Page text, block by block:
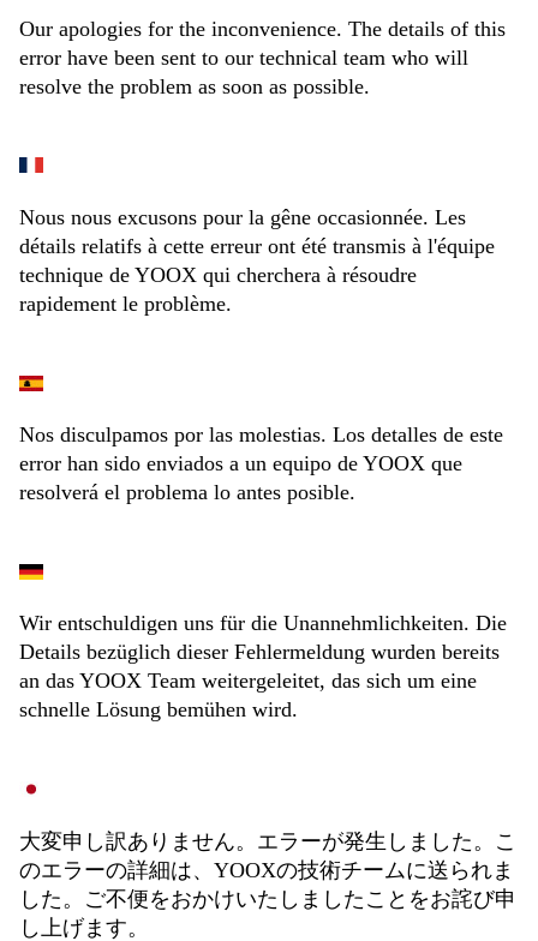
Our apologies for the inconvenience. The details of this
error have been sent to our technical team who will
resolve the problem as soon as possible.
Nous nous excusons pour la gêne occasionnée. Les
détails relatifs à cette erreur ont été transmis à l'équipe
technique de YOOX qui cherchera à résoudre
rapidement le problème.
Nos disculpamos por las molestias. Los detalles de este
error han sido enviados a un equipo de YOOX que
resolverá el problema lo antes posible.
Wir entschuldigen uns für die Unannehmlichkeiten. Die
Details bezüglich dieser Fehlermeldung wurden bereits
an das YOOX Team weitergeleitet, das sich um eine
schnelle Lösung bemühen wird.
大変申し訳ありません。エラーが発生しました。こ
のエラーの詳細は、YOOXの技術チームに送られま
した。ご不便をおかけいたしましたことをお詫び申
し上げます。